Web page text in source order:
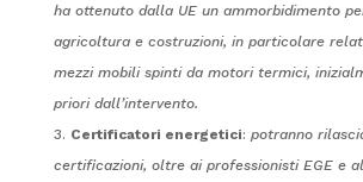
ha ottenuto dalla UE un ammorbidimento
agricoltura e costruzioni, in particolare
mezzi mobili spinti da motori termici,
priori dall’intervento.
Certificatori energetici: potranno
certificazioni, oltre ai professionisti EGE e